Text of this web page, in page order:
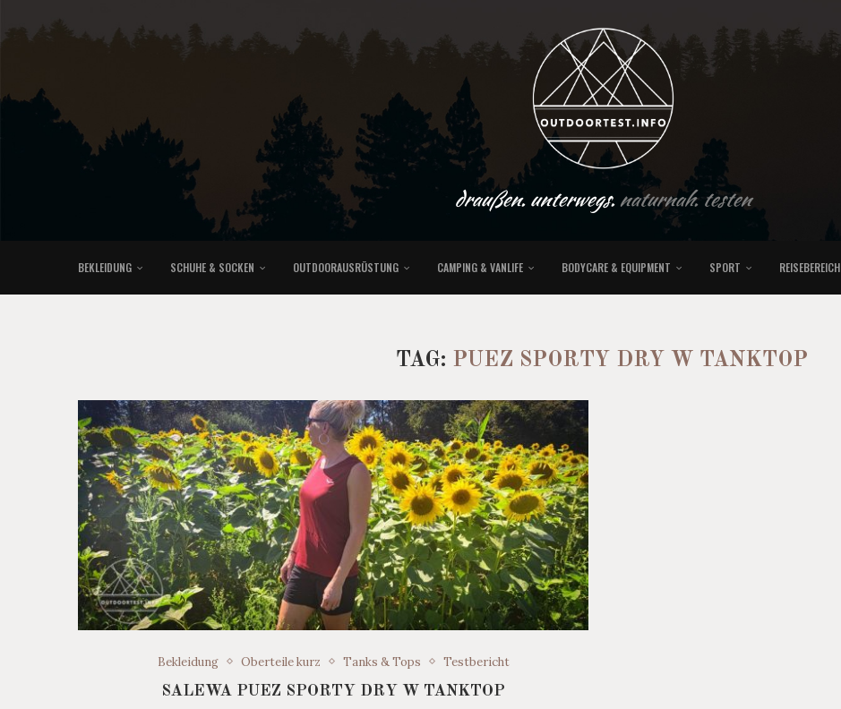
draußen. unterwegs.naturnah. testen
BEKLEIDUNG SCHUHE & SOCKEN OUTDOORAUSRÜSTUNG CAMPING & VANLIFE BODYCARE & EQUIPMENT SPORT REISEBEREICH
TAG: PUEZ SPORTY DRY W TANKTOP
Bekleidung Oberteile kurz Tanks & Tops Testbericht
SALEWA PUEZ SPORTY DRY W TANKTOP